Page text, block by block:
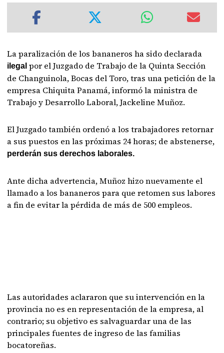
La paralización de los bananeros ha sido declarada
ilegal por el Juzgado de Trabajo de la Quinta Sección
de Changuinola, Bocas del Toro, tras una petición de la
empresa Chiquita Panamá, informó la ministra de
Trabajo y Desarrollo Laboral, Jackeline Muñoz.
El Juzgado también ordenó a los trabajadores retornar
a sus puestos en las próximas 24 horas; de abstenerse,
perderán sus derechos laborales.
Ante dicha advertencia, Muñoz hizo nuevamente el
llamado a los bananeros para que retomen sus labores
a fin de evitar la pérdida de más de 500 empleos.
Las autoridades aclararon que su intervención en la
provincia no es en representación de la empresa, al
contrario; su objetivo es salvaguardar una de las
principales fuentes de ingreso de las familias
bocatoreñas.